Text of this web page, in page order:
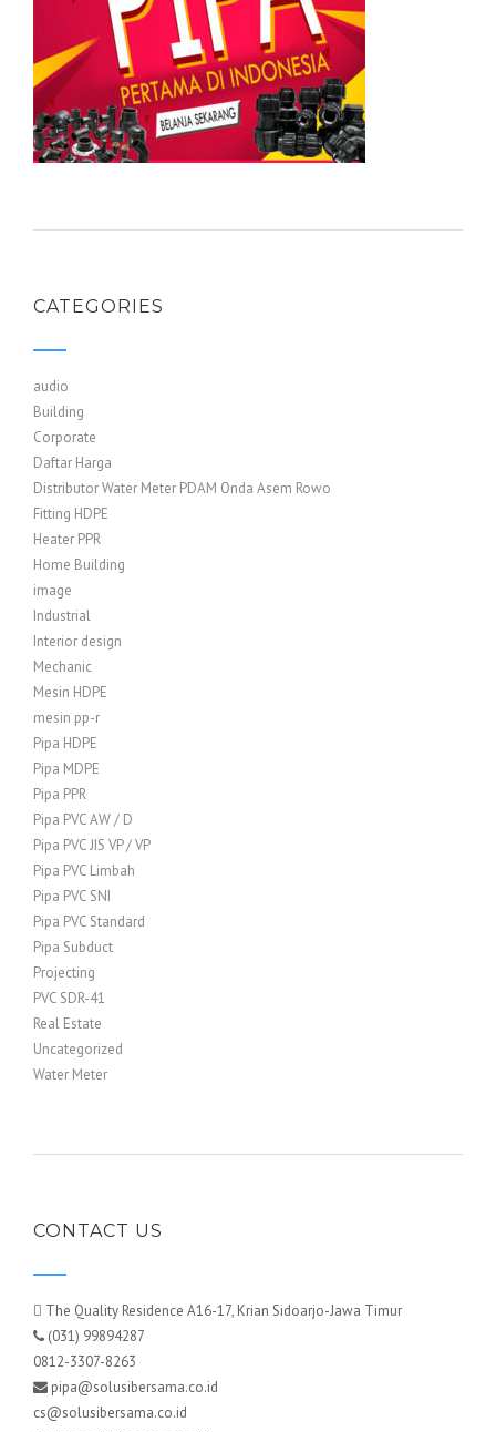
CATEGORIES
audio
Building
Corporate
Daftar Harga
Distributor Water Meter PDAM Onda Asem Rowo
Fitting HDPE
Heater PPR
Home Building
image
Industrial
Interior design
Mechanic
Mesin HDPE
mesin pp-r
Pipa HDPE
Pipa MDPE
Pipa PPR
Pipa PVC AW / D
Pipa PVC JIS VP / VP
Pipa PVC Limbah
Pipa PVC SNI
Pipa PVC Standard
Pipa Subduct
Projecting
PVC SDR-41
Real Estate
Uncategorized
Water Meter
CONTACT US
The Quality Residence A16-17, Krian Sidoarjo-Jawa Timur
(031) 99894287
0812-3307-8263
pipa@solusibersama.co.id
cs@solusibersama.co.id